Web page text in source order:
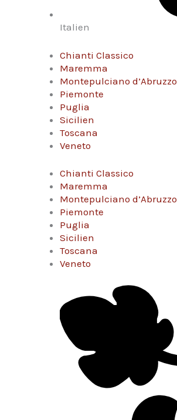
Italien
Chianti Classico
Maremma
Montepulciano d’Abruzzo
Piemonte
Puglia
Sicilien
Toscana
Veneto
Chianti Classico
Maremma
Montepulciano d’Abruzzo
Piemonte
Puglia
Sicilien
Toscana
Veneto